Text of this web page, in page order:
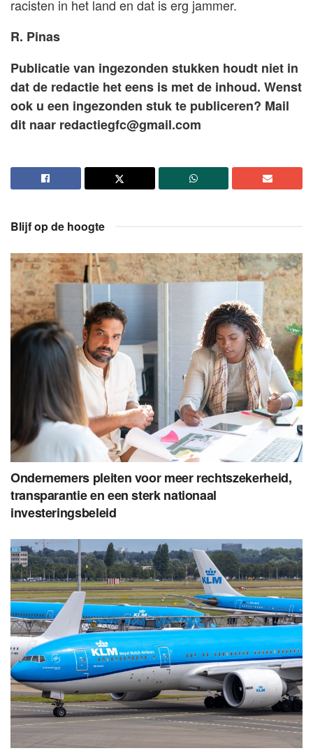
racisten in het land en dat is erg jammer.
R. Pinas
Publicatie van ingezonden stukken houdt niet in
dat de redactie het eens is met de inhoud. Wenst
ook u een ingezonden stuk te publiceren? Mail
dit naar redactiegfc@gmail.com
Blijf op de hoogte
Ondernemers pleiten voor meer rechtszekerheid,
transparantie en een sterk nationaal
investeringsbeleid